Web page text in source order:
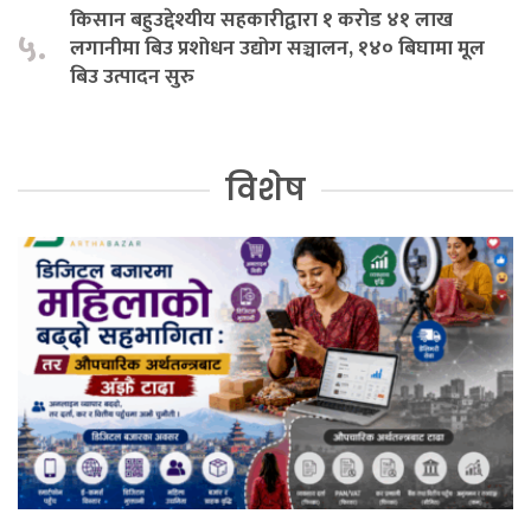
५.
किसान बहुउद्देश्यीय सहकारीद्वारा १ करोड ४१ लाख
लगानीमा बिउ प्रशोधन उद्योग सञ्चालन, १४० बिघामा मूल
बिउ उत्पादन सुरु
विशेष